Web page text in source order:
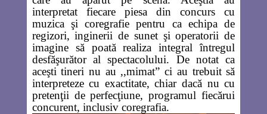
interpretat fiecare piesa din concurs cu
muzica şi coregrafie pentru ca echipa de
regizori, inginerii de sunet şi operatorii de
imagine să poată realiza integral întregul
desfăşurător al spectacolului. De notat ca
aceşti tineri nu au ,,mimat” ci au trebuit să
interpreteze cu exactitate, chiar dacă nu cu
pretenţii de perfecţiune, programul fiecărui
concurent, inclusiv coregrafia.